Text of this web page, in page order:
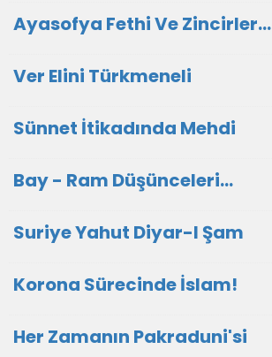
Ayasofya Fethi Ve Zincirler...
Ver Elini Türkmeneli
Sünnet İtikadında Mehdi
Bay - Ram Düşünceleri...
Suriye Yahut Diyar-I Şam
Korona Sürecinde İslam!
Her Zamanın Pakraduni'si